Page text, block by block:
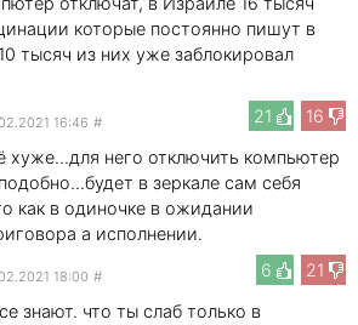
которые постоянно пишут в
тысяч из них уже заблокировал
21
16
16:46 #
хуже...для него отключить компьютер
в зеркале сам себя
как в одиночке в ожидании
а исполнении.
6
21
18:00 #
знают. что ты слаб только в